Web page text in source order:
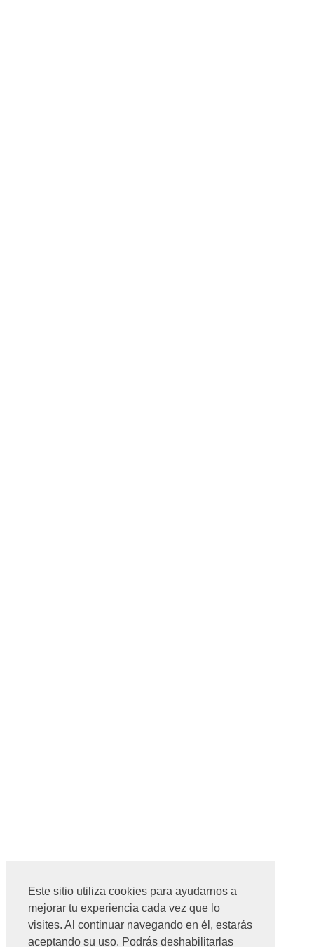
Este sitio utiliza cookies para ayudarnos a
mejorar tu experiencia cada vez que lo
visites. Al continuar navegando en él, estarás
aceptando su uso. Podrás deshabilitarlas